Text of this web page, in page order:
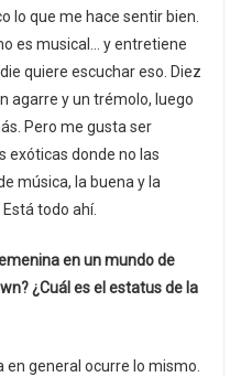
lo que me hace sentir bien.
es musical… y entretiene
quiere escuchar eso. Diez
agarre y un trémolo, luego
Pero me gusta ser
exóticas donde no las
música, la buena y la
todo ahí.
en un mundo de
¿Cuál es el estatus de la
en general ocurre lo mismo.